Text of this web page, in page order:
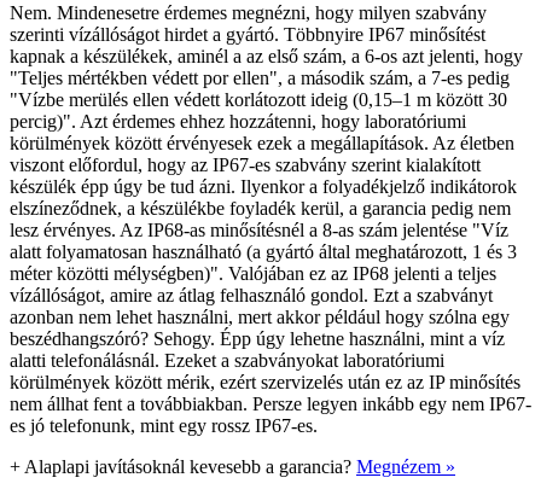
Nem. Mindenesetre érdemes megnézni, hogy milyen szabvány
szerinti vízállóságot hirdet a gyártó. Többnyire IP67 minősítést
kapnak a készülékek, aminél a az első szám, a 6-os azt jelenti, hogy
"Teljes mértékben védett por ellen", a második szám, a 7-es pedig
"Vízbe merülés ellen védett korlátozott ideig (0,15–1 m között 30
percig)". Azt érdemes ehhez hozzátenni, hogy laboratóriumi
körülmények között érvényesek ezek a megállapítások. Az életben
viszont előfordul, hogy az IP67-es szabvány szerint kialakított
készülék épp úgy be tud ázni. Ilyenkor a folyadékjelző indikátorok
elszíneződnek, a készülékbe foyladék kerül, a garancia pedig nem
lesz érvényes. Az IP68-as minősítésnél a 8-as szám jelentése "Víz
alatt folyamatosan használható (a gyártó által meghatározott, 1 és 3
méter közötti mélységben)". Valójában ez az IP68 jelenti a teljes
vízállóságot, amire az átlag felhasználó gondol. Ezt a szabványt
azonban nem lehet használni, mert akkor például hogy szólna egy
beszédhangszóró? Sehogy. Épp úgy lehetne használni, mint a víz
alatti telefonálásnál. Ezeket a szabványokat laboratóriumi
körülmények között mérik, ezért szervizelés után ez az IP minősítés
nem állhat fent a továbbiakban. Persze legyen inkább egy nem IP67-
es jó telefonunk, mint egy rossz IP67-es.
+ Alaplapi javításoknál kevesebb a garancia? Megnézem »